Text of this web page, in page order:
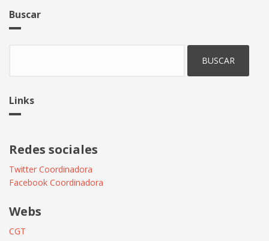
Buscar
Links
Redes sociales
Twitter Coordinadora
Facebook Coordinadora
Webs
CGT